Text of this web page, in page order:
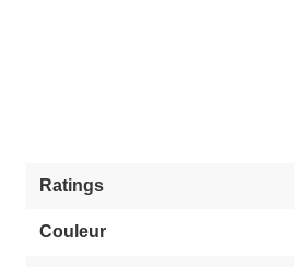
Ratings
Couleur